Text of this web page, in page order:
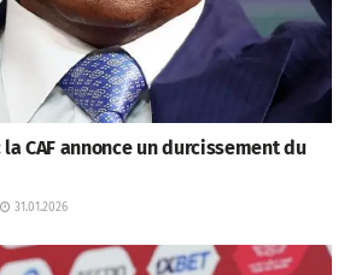
CAF annonce un durcissement du
31.01.2026